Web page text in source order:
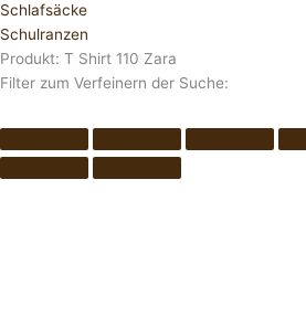
Schlafsäcke
Schulranzen
Produkt: T Shirt 110 Zara
Filter zum Verfeinern der Suche: